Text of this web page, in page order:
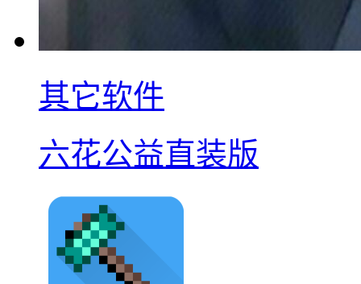
其它软件
六花公益直装版